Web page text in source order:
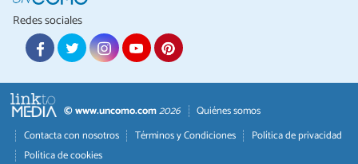
Redes sociales
© www.uncomo.com2026
Quiénes somos
Contacta con nosotros
Términos y Condiciones
Política de privacidad
Política de cookies